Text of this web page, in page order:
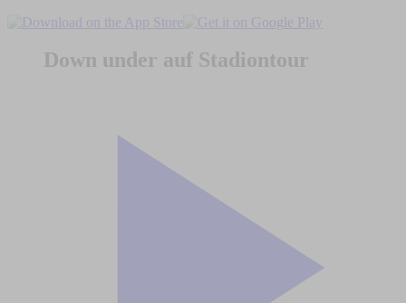
Down under auf Stadiontour